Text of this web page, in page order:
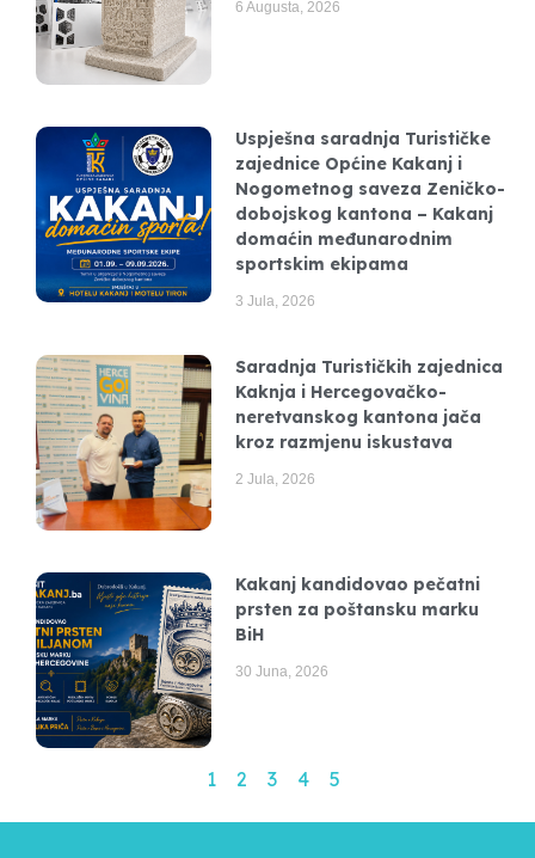
6 Augusta, 2026
Uspješna saradnja Turističke
zajednice Općine Kakanj i
Nogometnog saveza Zeničko-
dobojskog kantona – Kakanj
domaćin međunarodnim
sportskim ekipama
3 Jula, 2026
Saradnja Turističkih zajednica
Kaknja i Hercegovačko-
neretvanskog kantona jača
kroz razmjenu iskustava
2 Jula, 2026
Kakanj kandidovao pečatni
prsten za poštansku marku
BiH
30 Juna, 2026
1 2 3 4 5